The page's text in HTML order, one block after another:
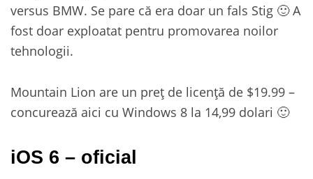
versus BMW. Se pare că era doar un fals Stig 🙂 A
fost doar exploatat pentru promovarea noilor
tehnologii.
Mountain Lion are un preț de licență de $19.99 –
concurează aici cu Windows 8 la 14,99 dolari 🙂
iOS 6 – oficial